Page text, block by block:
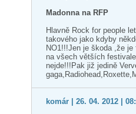
Madonna na RFP
Hlavně Rock for people
takového jako kdyby
NO1!!!Jen je škoda ,že
na všech větších
nejde!!!Pak již jedině
komár | 26. 04. 2012 |